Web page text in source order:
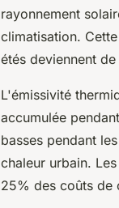
rayonnement
climatisation.
étés deviennent
L'émissivité
accumulée
basses pendant
chaleur urbain.
25% des coûts de